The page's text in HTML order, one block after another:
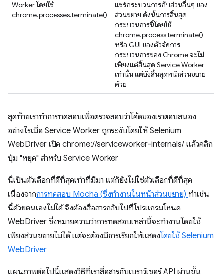
Worker โดยใช้
chrome.processes.terminate()
แชร์กระบวนการกับส่วนอื่นๆ ของ
ส่วนขยาย ดังนั้นการสิ้นสุด
กระบวนการนี้โดยใช้
chrome.process.terminate()
หรือ GUI ของตัวจัดการ
กระบวนการของ Chrome จะไม่
เพียงแต่สิ้นสุด Service Worker
เท่านั้น แต่ยังสิ้นสุดหน้าส่วนขยาย
ด้วย
สุดท้ายเราทำการทดสอบเพื่อตรวจสอบว่าโค้ดของเราตอบสนอง
อย่างไรเมื่อ Service Worker ถูกระงับโดยให้ Selenium
WebDriver เปิด chrome://serviceworker-internals/ แล้วคลิก
ปุ่ม "หยุด" สำหรับ Service Worker
นี่เป็นตัวเลือกที่ดีที่สุดเท่าที่มีมา แต่ก็ยังไม่ใช่ตัวเลือกที่ดีที่สุด
เนื่องจากการทดสอบ Mocha (ซึ่งทำงานในหน้าส่วนขยาย) ทําเช่น
นี้ด้วยตนเองไม่ได้ จึงต้องสื่อสารกลับไปที่โปรแกรมโหนด
WebDriver ซึ่งหมายความว่าการทดสอบเหล่านี้จะทํางานโดยใช้
เพียงส่วนขยายไม่ได้ แต่จะต้องมีการเรียกให้แสดงโดยใช้ Selenium
WebDriver
แผนภาพต่อไปนี้แสดงวิธีที่เราสื่อสารกับเบราว์เซอร์ API ผ่านขั้น